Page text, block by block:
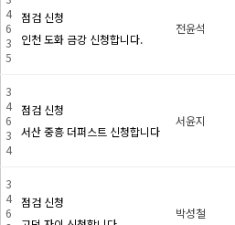
4
6
3
5
점검 신청
인천 도화 금강 신청합니다.
전윤석
3
4
6
3
4
점검 신청
서산 중흥 더퍼스트 신청합니다
서윤지
3
4
6
점검 신청
박성철